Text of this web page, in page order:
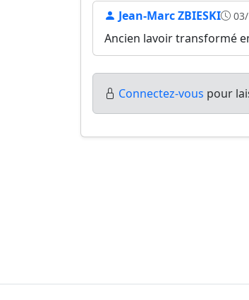
Jean-Marc ZBIESKI
Ancien lavoir transformé
Connectez-vous pour